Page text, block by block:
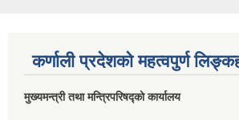
कर्णाली प्रदेशको महत्वपुर्ण
मुख्यमन्त्री तथा मन्त्रिपरिषद्को कार्यालय